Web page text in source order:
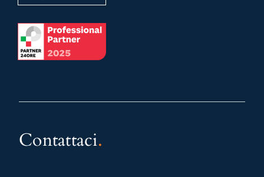
Contattaci.